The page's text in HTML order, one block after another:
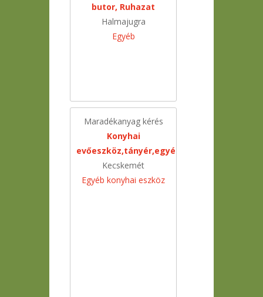
butor, Ruhazat
Halmajugra
Egyéb
Maradékanyag kérés
Konyhai
evőeszköz,tányér,egyéb
Kecskemét
Egyéb konyhai eszköz